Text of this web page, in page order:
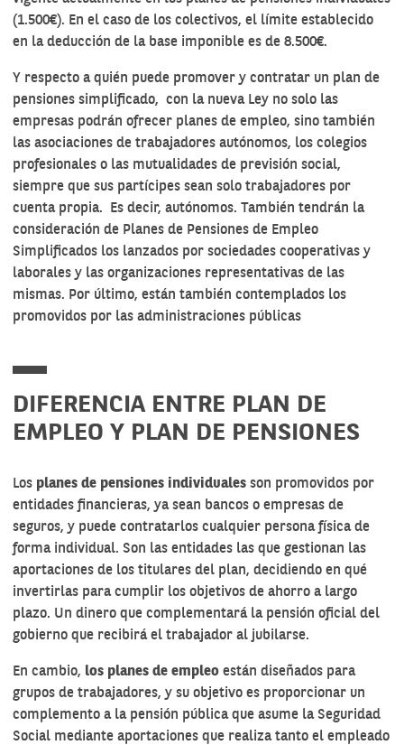
(1.500€). En el caso de los colectivos, el límite establecido
en la deducción de la base imponible es de 8.500€.
Y respecto a quién puede promover y contratar un plan de
pensiones simplificado, con la nueva Ley no solo las
empresas podrán ofrecer planes de empleo, sino también
las asociaciones de trabajadores autónomos, los colegios
profesionales o las mutualidades de previsión social,
siempre que sus partícipes sean solo trabajadores por
cuenta propia. Es decir, autónomos. También tendrán la
consideración de Planes de Pensiones de Empleo
Simplificados los lanzados por sociedades cooperativas y
laborales y las organizaciones representativas de las
mismas. Por último, están también contemplados los
promovidos por las administraciones públicas
DIFERENCIA ENTRE PLAN DE
EMPLEO Y PLAN DE PENSIONES
Los planes de pensiones individuales son promovidos por
entidades financieras, ya sean bancos o empresas de
seguros, y puede contratarlos cualquier persona física de
forma individual. Son las entidades las que gestionan las
aportaciones de los titulares del plan, decidiendo en qué
invertirlas para cumplir los objetivos de ahorro a largo
plazo. Un dinero que complementará la pensión oficial del
gobierno que recibirá el trabajador al jubilarse.
En cambio, los planes de empleo están diseñados para
grupos de trabajadores, y su objetivo es proporcionar un
complemento a la pensión pública que asume la Seguridad
Social mediante aportaciones que realiza tanto el empleado